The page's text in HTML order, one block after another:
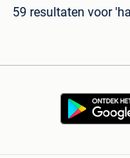
59 resultaten voor